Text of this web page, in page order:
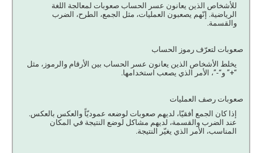
للأشخاص الذين يعانون عسر الحساب صعوبات لمعالجة اللغة
الرياضية. إنّهم يصعبون العمليات، مثل الجمع، الطرح، الضرب
والقسمة.
صعوبات لتعرّف رموز الحساب
يخلط الأشخاص الذين يعانون عسر الحساب بين الأرقام والرموز، مثل
“+” و“-”، الأمر الذي يصعب استخدامها.
صعوبات رصف العمليات
إذا كان الجمع أفقيّا، لديهم صعوبات لوضعه عموديّاً والعكس بالعكس.
عند الضرب والقسمة، لديهم مشاكل لوضع النتيجة في المكان
المناسب، الأمر الذي يغيّر النتيجة.